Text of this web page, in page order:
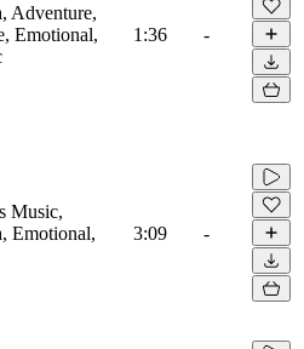
Adventure,
Emotional,
1:36 -
Music,
Emotional,
3:09 -